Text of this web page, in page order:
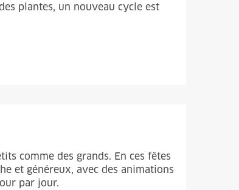
plantes, un nouveau cycle est
comme des grands. En ces fêtes
et généreux, avec des animations
par jour.